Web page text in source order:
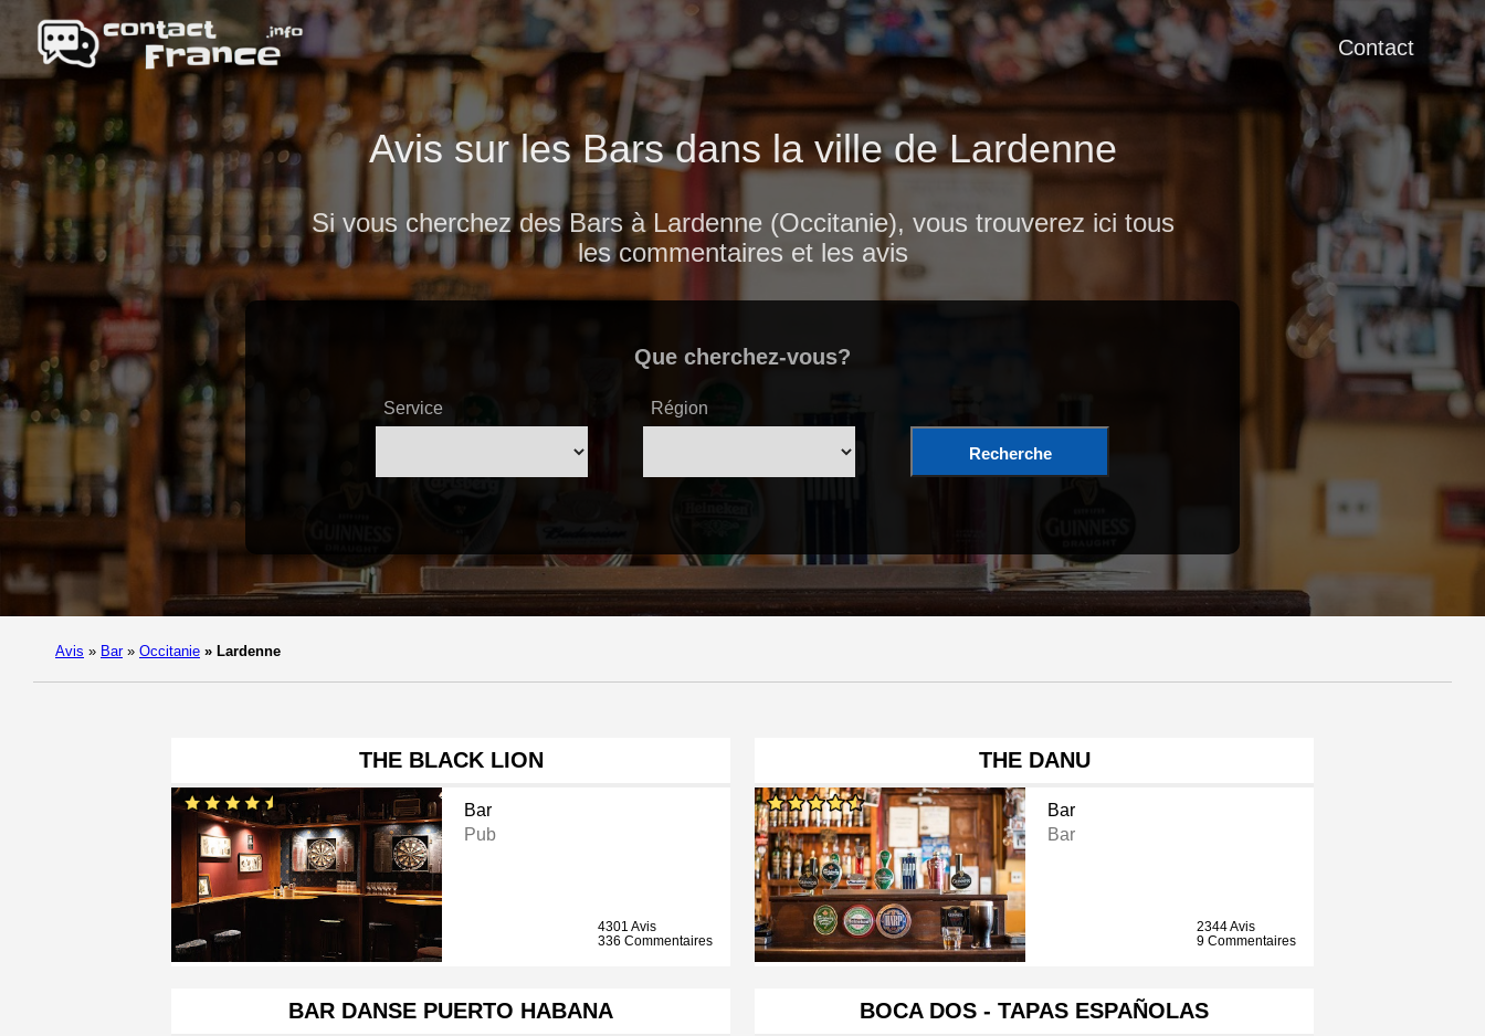
Contact
Avis sur les Bars dans la ville de Lardenne
Si vous cherchez des Bars à Lardenne (Occitanie), vous trouverez ici tous
les commentaires et les avis
Que cherchez-vous?
Service Région
Recherche
Avis » Bar » Occitanie » Lardenne
THE BLACK LION
Bar
Pub
4301 Avis
336 Commentaires
THE DANU
Bar
Bar
2344 Avis
9 Commentaires
BAR DANSE PUERTO HABANA BOCA DOS - TAPAS ESPAÑOLAS